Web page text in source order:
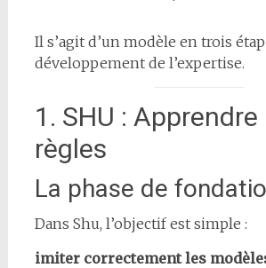
Il s’agit d’un modèle en trois
développement de l’expertise.
1. SHU : Apprendre
règles
La phase de
Dans Shu, l’objectif est simple :
imiter correctement les